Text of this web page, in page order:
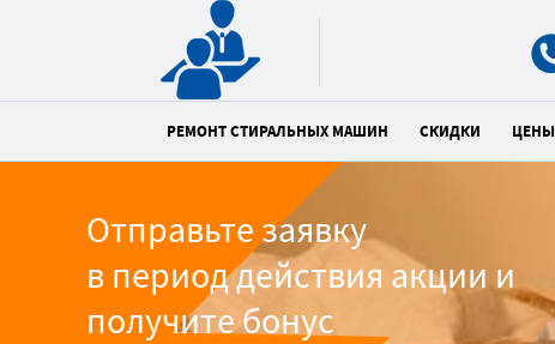
РЕМОНТ СТИРАЛЬНЫХ МАШИН СКИДКИ ЦЕНЫ
Отправьте заявку
в период действия акции и
получите бонус